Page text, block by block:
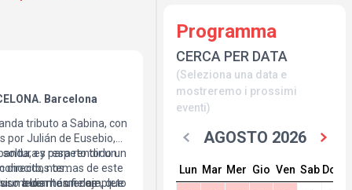
Barcelona
tributo a Sabina, con
por Julián de Eusebio,
y respeto todo un
temas de este
un buen homenaje, que
es para rendir un
directo, nos
a los más fieles
mediante un completo
Programma
CERCA PER DATA
(Seleziona una data e
mostreremo i prossimi
eventi)
AGOSTO 2026
Lun Mar Mer Gio Ven Sab Dom